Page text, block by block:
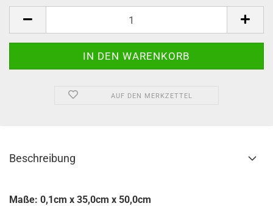
AUF DEN MERKZETTEL
Beschreibung
Maße: 0,1cm x 35,0cm x 50,0cm